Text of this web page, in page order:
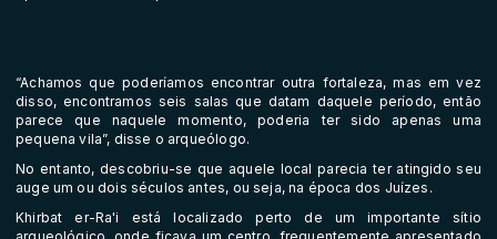
“Achamos que poderíamos encontrar outra fortaleza, mas em vez
disso, encontramos seis salas que datam daquele período, então
parece que naquele momento, poderia ter sido apenas uma
pequena vila”, disse o arqueólogo.
No entanto, descobriu-se que aquele local parecia ter atingido seu
auge um ou dois séculos antes, ou seja, na época dos Juízes.
Khirbat er-Ra'i está localizado perto de um importante sítio